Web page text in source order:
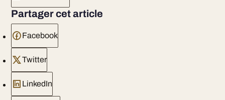
Partager cet article
Facebook
Twitter
LinkedIn